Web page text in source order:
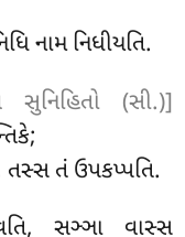
નામ નિધીયતિ.
સુનિહિતો (સી.)]
તં ઉપકપ્પતિ.
સઞ્ઞા વાસ્સ